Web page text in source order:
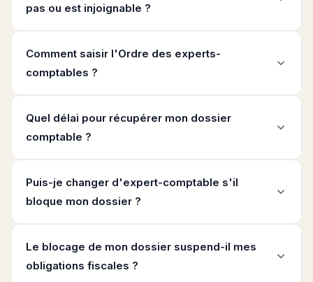
pas ou est injoignable ?
Comment saisir l'Ordre des experts-
comptables ?
Quel délai pour récupérer mon dossier
comptable ?
Puis-je changer d'expert-comptable s'il
bloque mon dossier ?
Le blocage de mon dossier suspend-il mes
obligations fiscales ?